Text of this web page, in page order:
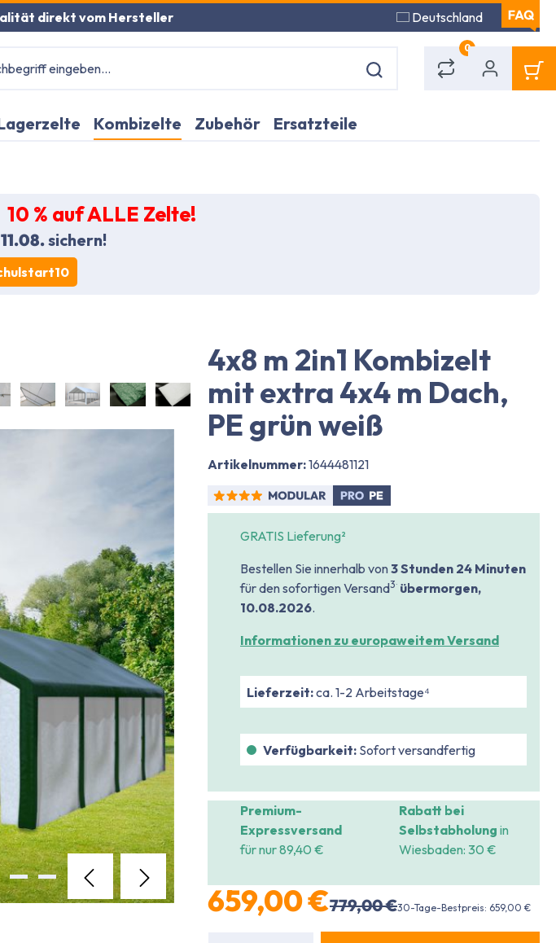
direkt vom Hersteller Deutschland
0
Kombizelte Zubehör Ersatzteile
10 % auf ALLE Zelte!
11.08.sichern!
4x8 m 2in1 Kombizelt
mit extra 4x4 m Dach,
PE grün weiß
Artikelnummer:1644481121
GRATIS Lieferung²
Bestellen Sie innerhalb von3 Stunden 24 Minuten
für den sofortigen Versand3 übermorgen,
10.08.2026.
Informationen zu europaweitem Versand
Lieferzeit:ca. 1-2 Arbeitstage⁴
Verfügbarkeit:Sofort versandfertig
Premium-
Expressversand
für nur 89,40 €
Rabatt bei
Selbstabholung in
Wiesbaden: 30 €
659,00 €779,00 €30-Tage-Bestpreis: 659,00 €